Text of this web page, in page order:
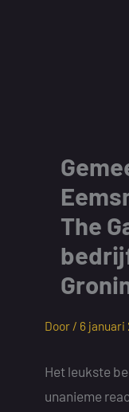
The
Door / 6 januari
Het leukste
unanieme